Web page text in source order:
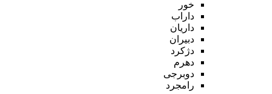
خور
داراب
داریان
دبیران
دژکرد
دهرم
دوبرجی
رامجرد